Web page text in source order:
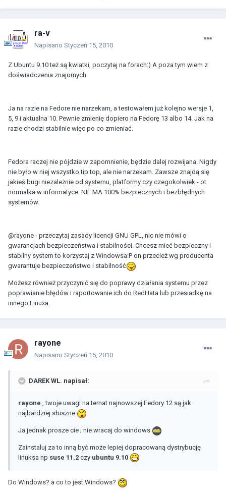
ra-v
Napisano Styczeń 15, 2010
Z Ubuntu 9.10 też są kwiatki, poczytaj na forach:) A poza tym wiem z
doświadczenia znajomych.
Ja na razie na Fedore nie narzekam, a testowałem już kolejno wersje 1,
5, 9 i aktualna 10. Pewnie zmienię dopiero na Fedorę 13 albo 14. Jak na
razie chodzi stabilnie więc po co zmieniać.
Fedora raczej nie pójdzie w zapomnienie, będzie dalej rozwijana. Nigdy
nie było w niej wszystko tip top, ale nie narzekam. Zawsze znajdą się
jakieś bugi niezależnie od systemu, platformy czy czegokolwiek - ot
normalka w informatyce. NIE MA 100% bezpiecznych i bezbłędnych
systemów.
@rayone - przeczytaj zasady licencji GNU GPL, nic nie mówi o
gwarancjach bezpieczeństwa i stabilności. Chcesz mieć bezpieczny i
stabilny system to korzystaj z Windowsa:P on przecież wg producenta
gwarantuje bezpieczeństwo i stabilność
Możesz również przyczynić się do poprawy działania systemu przez
poprawianie błędów i raportowanie ich do RedHata lub przesiadkę na
innego Linuxa.
rayone
Napisano Styczeń 15, 2010
DAREK WL. napisał:
rayone , twoje uwagi na temat najnowszej Fedory 12 są jak
najbardziej słuszne
Ja jednak prosze cie ; nie wracaj do windows
Zainstaluj za to inną być może lepiej dopracowaną dystrybucję
linuksa np suse 11.2 czy ubuntu 9.10
Do Windows? a co to jest Windows?